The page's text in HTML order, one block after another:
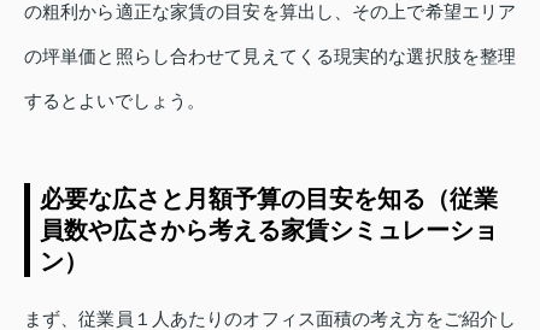
の粗利から適正な家賃の目安を算出し、その上で希望エリア
の坪単価と照らし合わせて見えてくる現実的な選択肢を整理
するとよいでしょう。
必要な広さと月額予算の目安を知る（従業
員数や広さから考える家賃シミュレーショ
ン）
まず、従業員１人あたりのオフィス面積の考え方をご紹介し